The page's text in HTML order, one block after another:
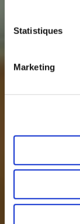
Statistiques
Marketing